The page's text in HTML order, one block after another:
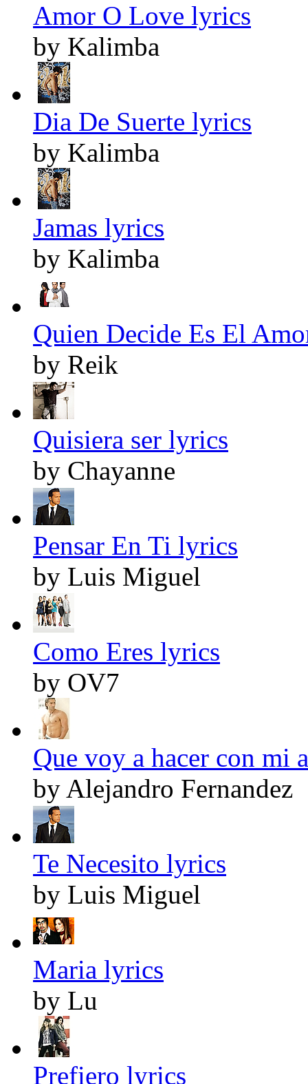
Amor O Love lyrics
by Kalimba
Dia De Suerte lyrics
by Kalimba
Jamas lyrics
by Kalimba
Quien Decide Es El
by Reik
Quisiera ser lyrics
by Chayanne
Pensar En Ti lyrics
by Luis Miguel
Como Eres lyrics
by OV7
Que voy a hacer con mi
by Alejandro Fernandez
Te Necesito lyrics
by Luis Miguel
Maria lyrics
by Lu
Prefiero lyrics